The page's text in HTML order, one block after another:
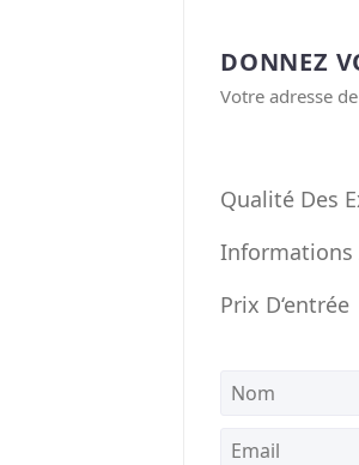
DONNEZ
Votre adresse
Qualité Des
Informations
Prix D‘entrée